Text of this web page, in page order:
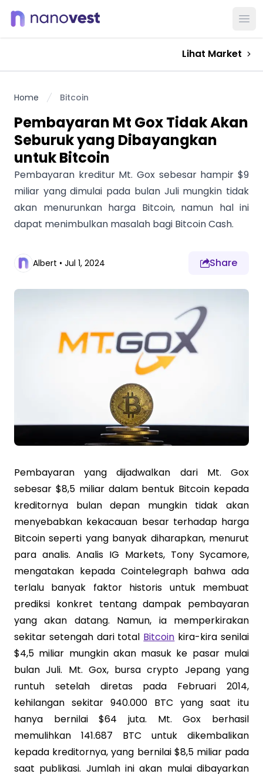
Lihat Market
Home Bitcoin
Pembayaran Mt Gox Tidak Akan
Seburuk yang Dibayangkan
untuk Bitcoin
Pembayaran kreditur Mt. Gox sebesar hampir $9
miliar yang dimulai pada bulan Juli mungkin tidak
akan menurunkan harga Bitcoin, namun hal ini
dapat menimbulkan masalah bagi Bitcoin Cash.
Albert • Jul 1, 2024 Share
Pembayaran yang dijadwalkan dari Mt. Gox
sebesar $8,5 miliar dalam bentuk Bitcoin kepada
kreditornya bulan depan mungkin tidak akan
menyebabkan kekacauan besar terhadap harga
Bitcoin seperti yang banyak diharapkan, menurut
para analis. Analis IG Markets, Tony Sycamore,
mengatakan kepada Cointelegraph bahwa ada
terlalu banyak faktor historis untuk membuat
prediksi konkret tentang dampak pembayaran
yang akan datang. Namun, ia memperkirakan
sekitar setengah dari total Bitcoin kira-kira senilai
$4,5 miliar mungkin akan masuk ke pasar mulai
bulan Juli. Mt. Gox, bursa crypto Jepang yang
runtuh setelah diretas pada Februari 2014,
kehilangan sekitar 940.000 BTC yang saat itu
hanya bernilai $64 juta. Mt. Gox berhasil
memulihkan 141.687 BTC untuk dikembalikan
kepada kreditornya, yang bernilai $8,5 miliar pada
saat publikasi. Jumlah ini akan mulai dibayarkan